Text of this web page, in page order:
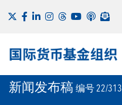
新闻发布稿 编号 22/313